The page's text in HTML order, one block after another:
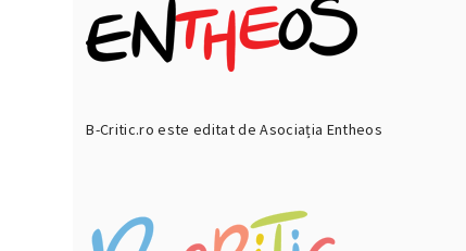
B-Critic.ro este editat de Asociația Entheos